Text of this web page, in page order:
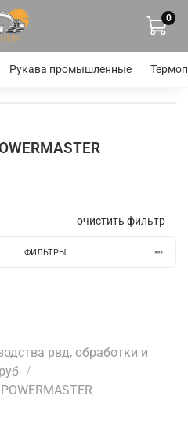
0
Рукава промышленные
очистить фильтр
ФИЛЬТРЫ
рвд, обработки и